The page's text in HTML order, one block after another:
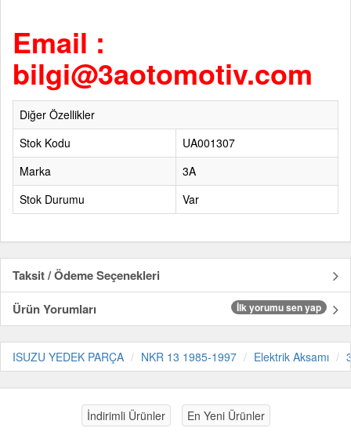
Email :
bilgi@3aotomotiv.com
Diğer Özellikler
Stok Kodu
UA001307
Marka
3A
Stok Durumu
Var
Taksit / Ödeme Seçenekleri
Ürün Yorumları
İlk yorumu sen yap
ISUZU YEDEK PARÇA NKR 13 1985-1997 Elektrik Aksamı
İndirimli Ürünler En Yeni Ürünler